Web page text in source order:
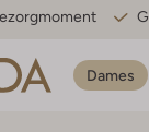
Dames